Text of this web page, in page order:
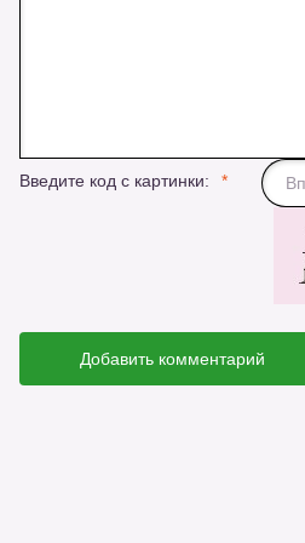
Введите код с картинки:
Добавить комментарий